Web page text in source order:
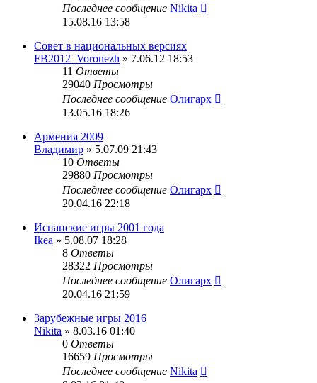
Последнее сообщение Nikita
15.08.16 13:58
Совет в национальных версиях
FB2012_Voronezh » 7.06.12 18:53
11 Ответы
29040 Просмотры
Последнее сообщение Олигарх
13.05.16 18:26
Армения 2009
Владимир » 5.07.09 21:43
10 Ответы
29880 Просмотры
Последнее сообщение Олигарх
20.04.16 22:18
Испанские игры 2001 года
Ikea » 5.08.07 18:28
8 Ответы
28322 Просмотры
Последнее сообщение Олигарх
20.04.16 21:59
Зарубежные игры 2016
Nikita » 8.03.16 01:40
0 Ответы
16659 Просмотры
Последнее сообщение Nikita